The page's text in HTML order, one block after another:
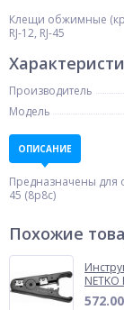
Клещи обжимные
RJ-12, RJ-45
Производитель
Модель
ОПИСАНИЕ
Предназначены для
45 (8p8c)
Похожие
NETKO
572.00